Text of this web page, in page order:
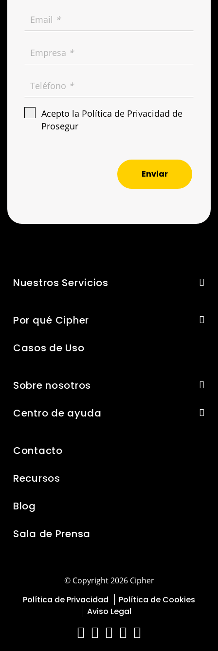
Email *
Empresa *
Teléfono *
Acepto la Política de Privacidad de
Prosegur
Enviar
Nuestros Servicios
Por qué Cipher
Casos de Uso
Sobre nosotros
Centro de ayuda
Contacto
Recursos
Blog
Sala de Prensa
© Copyright 2026 Cipher
Política de Privacidad
Política de Cookies
Aviso Legal